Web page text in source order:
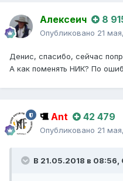
Алексеич 8
Опубликовано 21
Денис, спасибо, сейчас
А как поменять НИК? По
Ant 42 479
Опубликовано 21
В 21.05.2018 в 08:56,